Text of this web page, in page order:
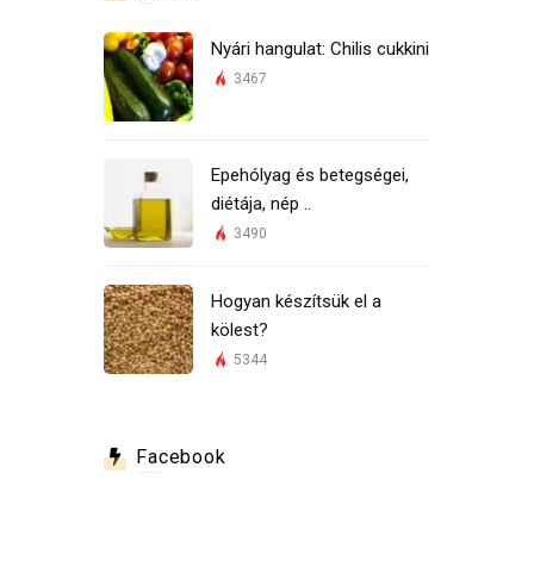
Nyári hangulat: Chilis cukkini
3467
Epehólyag és betegségei,
diétája, nép ..
3490
Hogyan készítsük el a
kölest?
5344
Facebook